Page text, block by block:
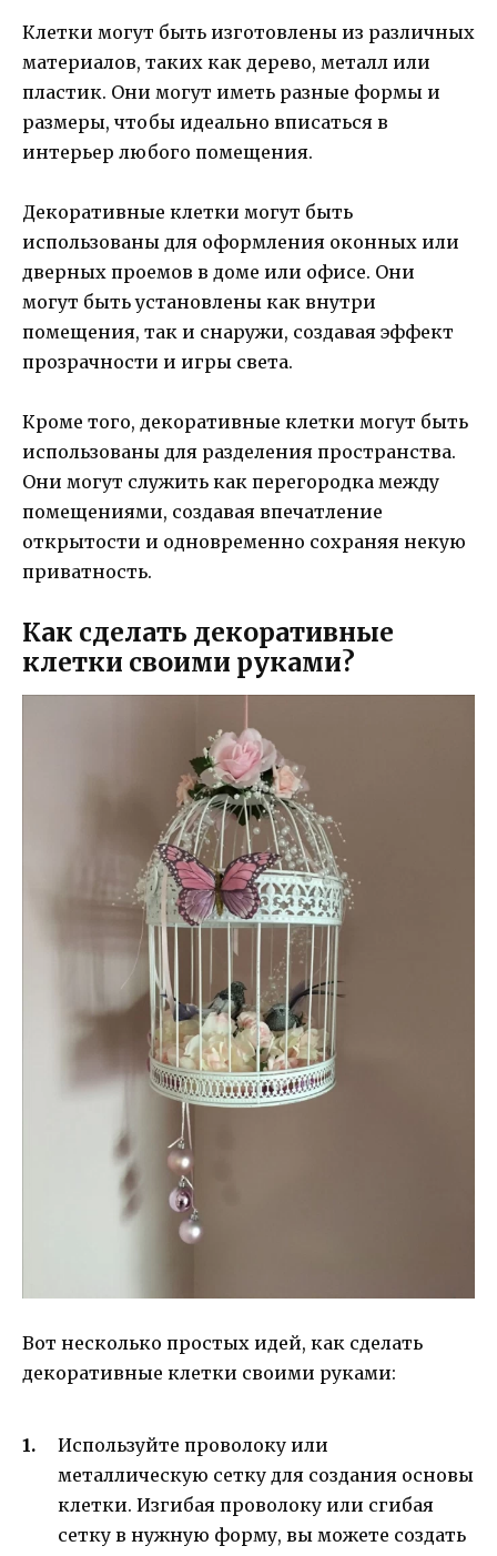
Клетки могут быть изготовлены из различных
материалов, таких как дерево, металл или
пластик. Они могут иметь разные формы и
размеры, чтобы идеально вписаться в
интерьер любого помещения.
Декоративные клетки могут быть
использованы для оформления оконных или
дверных проемов в доме или офисе. Они
могут быть установлены как внутри
помещения, так и снаружи, создавая эффект
прозрачности и игры света.
Кроме того, декоративные клетки могут быть
использованы для разделения пространства.
Они могут служить как перегородка между
помещениями, создавая впечатление
открытости и одновременно сохраняя некую
приватность.
Как сделать декоративные
клетки своими руками?
Вот несколько простых идей, как сделать
декоративные клетки своими руками:
Используйте проволоку или
металлическую сетку для создания основы
клетки. Изгибая проволоку или сгибая
сетку в нужную форму, вы можете создать